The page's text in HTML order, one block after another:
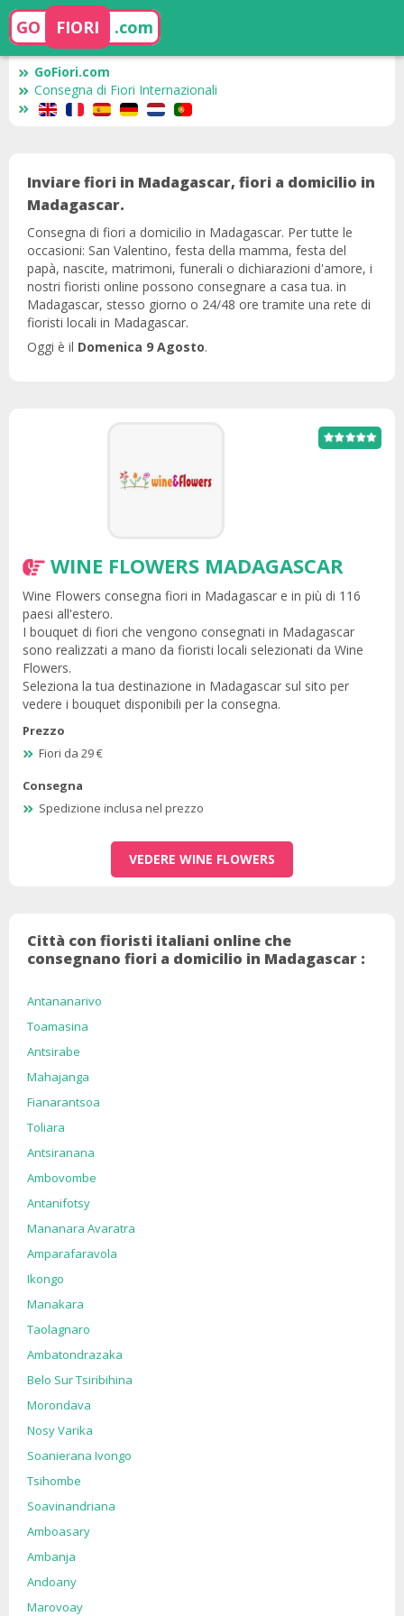
GO FIORI .com
GoFiori.com
Consegna di Fiori Internazionali
Inviare fiori in Madagascar, fiori a domicilio in
Madagascar.
Consegna di fiori a domicilio in Madagascar. Per tutte le
occasioni: San Valentino, festa della mamma, festa del
papà, nascite, matrimoni, funerali o dichiarazioni d'amore, i
nostri fioristi online possono consegnare a casa tua. in
Madagascar, stesso giorno o 24/48 ore tramite una rete di
fioristi locali in Madagascar.
Oggi è il Domenica 9 Agosto.
WINE FLOWERS MADAGASCAR
Wine Flowers consegna fiori in Madagascar e in più di 116
paesi all'estero.
I bouquet di fiori che vengono consegnati in Madagascar
sono realizzati a mano da fioristi locali selezionati da Wine
Flowers.
Seleziona la tua destinazione in Madagascar sul sito per
vedere i bouquet disponibili per la consegna.
Prezzo
Fiori da 29 €
Consegna
Spedizione inclusa nel prezzo
VEDERE WINE FLOWERS
Città con fioristi italiani online che
consegnano fiori a domicilio in Madagascar :
Antananarivo
Toamasina
Antsirabe
Mahajanga
Fianarantsoa
Toliara
Antsiranana
Ambovombe
Antanifotsy
Mananara Avaratra
Amparafaravola
Ikongo
Manakara
Taolagnaro
Ambatondrazaka
Belo Sur Tsiribihina
Morondava
Nosy Varika
Soanierana Ivongo
Tsihombe
Soavinandriana
Amboasary
Ambanja
Andoany
Marovoay